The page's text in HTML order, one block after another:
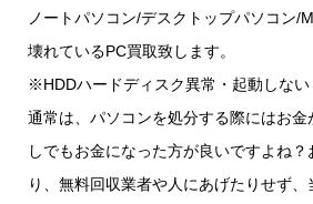
ノートパソコン/デスクトップパソコン/
壊れているPC買取致します。
※HDDハードディスク異常・起動しない
通常は、パソコンを処分する際にはお
しでもお金になった方が良いですよね
り、無料回収業者や人にあげたりせず、